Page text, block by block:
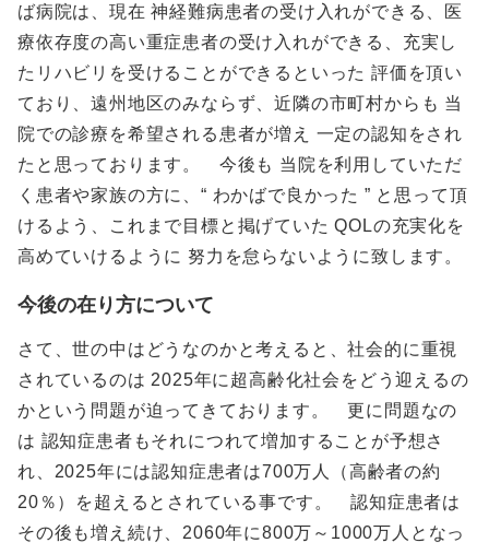
ば病院は、現在 神経難病患者の受け入れができる、医
療依存度の高い重症患者の受け入れができる、充実し
たリハビリを受けることができるといった 評価を頂い
ており、遠州地区のみならず、近隣の市町村からも 当
院での診療を希望される患者が増え 一定の認知をされ
たと思っております。 今後も 当院を利用していただ
く患者や家族の方に、“ わかばで良かった ” と思って頂
けるよう、これまで目標と掲げていた QOLの充実化を
高めていけるように 努力を怠らないように致します。
今後の在り方について
さて、世の中はどうなのかと考えると、社会的に重視
されているのは 2025年に超高齢化社会をどう迎えるの
かという問題が迫ってきております。 更に問題なの
は 認知症患者もそれにつれて増加することが予想さ
れ、2025年には認知症患者は700万人（高齢者の約
20％）を超えるとされている事です。 認知症患者は
その後も増え続け、2060年に800万～1000万人となっ